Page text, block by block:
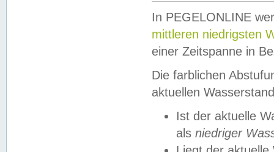
In PEGELONLINE
mittleren niedrigsten
einer Zeitspanne in
Die farblichen
aktuellen
Ist der aktuelle
als niedriger